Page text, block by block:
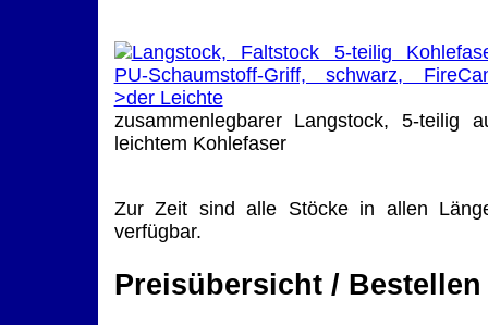
zusammenlegbarer Langstock, 5-teilig
leichtem Kohlefaser
Zur Zeit sind alle Stöcke in allen
verfügbar.
Preisübersicht / Bestellen